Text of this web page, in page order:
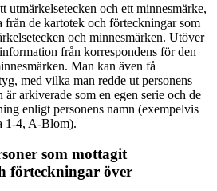
utmärkelsetecken och ett minnesmärke,
från de kartotek och förteckningar som
och minnesmärken. Utöver
från korrespondens för den
Man kan även få
med vilka man redde ut personens
arkiverade som en egen serie och de
enligt personens namn (exempelvis
1-4, A-Blom).
som mottagit
förteckningar över